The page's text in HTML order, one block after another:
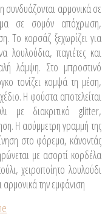
συνδυάζονται αρμονικά σε
σε σομόν απόχρωση,
Το κορσάζ ξεχωρίζει για
λουλούδια, παγιέτες και
λάμψη. Στο μπροστινό
τονίζει κομψά τη μέση,
Η φούστα αποτελείται
με διακριτικό glitter,
Η ασύμμετρη γραμμή της
στο φόρεμα, κάνοντάς
με ασορτί κορδέλα
χειροποίητο λουλούδι
την εμφάνιση